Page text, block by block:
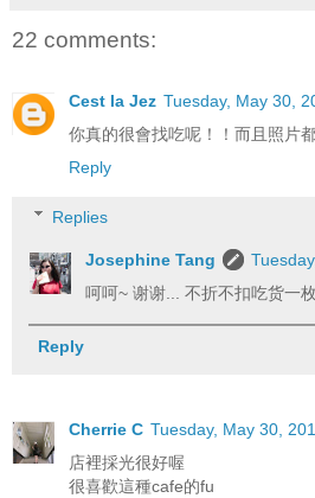
22 comments:
Cest la Jez Tuesday, May 30,
你真的很會找吃呢！！而且照片
Reply
Replies
Josephine Tang
呵呵~ 谢谢... 不折不扣吃货一枚
Reply
Cherrie C Tuesday, May 30,
店裡採光很好喔
很喜歡這種cafe的fu